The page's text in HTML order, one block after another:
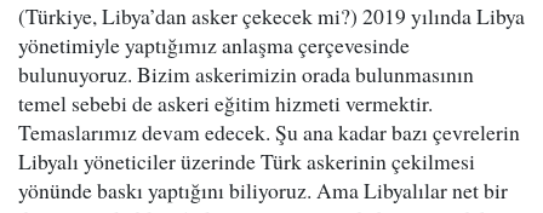
(Türkiye, Libya’dan asker çekecek mi?) 2019 yılında Libya
yönetimiyle yaptığımız anlaşma çerçevesinde
bulunuyoruz. Bizim askerimizin orada bulunmasının
temel sebebi de askeri eğitim hizmeti vermektir.
Temaslarımız devam edecek. Şu ana kadar bazı çevrelerin
Libyalı yöneticiler üzerinde Türk askerinin çekilmesi
yönünde baskı yaptığını biliyoruz. Ama Libyalılar net bir